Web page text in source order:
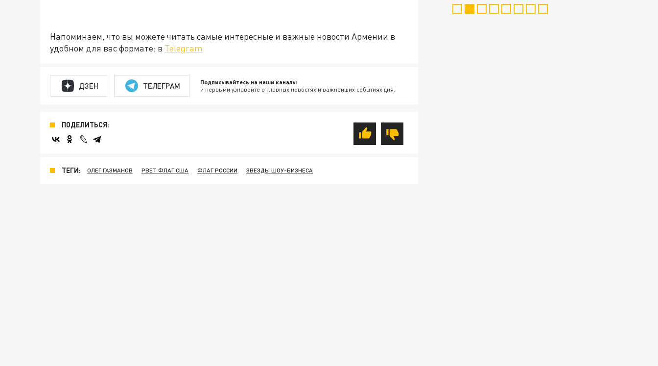
Напоминаем, что вы можете читать самые интересные и важные новости Армении в
удобном для вас формате: в Telegram
ДЗЕН ТЕЛЕГРАМ Подписывайтесь на наши каналы
и первыми узнавайте о главных новостях и важнейших событиях дня.
ПОДЕЛИТЬСЯ:
ТЕГИ: ОЛЕГ ГАЗМАНОВ РВЕТ ФЛАГ США ФЛАГ РОССИИ ЗВЕЗДЫ ШОУ-БИЗНЕСА